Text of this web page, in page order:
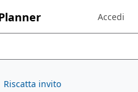
Sign in to
Accedi
Riscatta invito